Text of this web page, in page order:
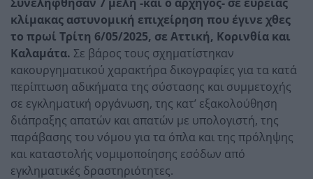
κλίμακας αστυνομική επιχείρηση που έγινε χθες
το πρωί Τρίτη 6/05/2025, σε Αττική, Κορινθία και
Καλαμάτα. Σε βάρος τους σχηματίστηκαν
κακουργηματικού χαρακτήρα δικογραφίες για τα κατά
περίπτωση αδικήματα της σύστασης και συμμετοχής
σε εγκληματική οργάνωση, της κατ’ εξακολούθηση
διάπραξης απατών και απατών με υπολογιστή, της
παράβασης του νόμου για τα όπλα και της πρόληψης
και καταστολής νομιμοποίησης εσόδων από
εγκληματικές δραστηριότητες.